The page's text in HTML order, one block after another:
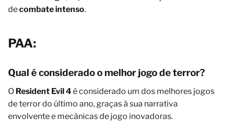
decombate intenso.
PAA:
Qual é considerado o melhor jogo de terror?
O Resident Evil 4é considerado um dos melhores jogos
de terror do último ano, graças à sua narrativa
envolvente e mecânicas de jogo inovadoras.